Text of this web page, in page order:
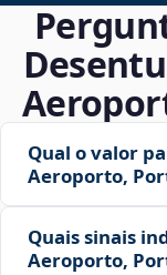
Qual o valor
Aeroporto,
Quais sinais
Aeroporto,